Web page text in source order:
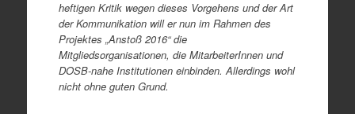
heftigen Kritik wegen dieses Vorgehens und der Art
der Kommunikation will er nun im Rahmen des
Projektes „Anstoß 2016“ die
Mitgliedsorganisationen, die MitarbeiterInnen und
DOSB-nahe Institutionen einbinden. Allerdings wohl
nicht ohne guten Grund.